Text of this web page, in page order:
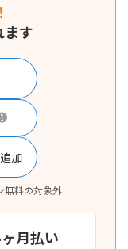
す
追加
無料の対象外
月払い